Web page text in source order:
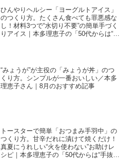
ひんやりヘルシー「ヨーグルトアイス」
のつくり方。たくさん食べても罪悪感な
し！材料3つで“水切り不要”の簡単手づく
りアイス｜本多理恵子の「50代からは“手
“みょうが”が主役の「みょうが丼」のつ
くり方。シンプルが一番おいしい／本多
理恵子さん｜8月のおすすめ記事
トースターで簡単「おつまみ手羽中」の
つくり方。甘辛だれに漬けて焼くだけ！
真夏にうれしい“火を使わない”お助けレ
シピ｜本多理恵子の「50代からは“手抜